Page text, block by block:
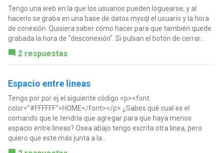
Tengo una web en la que los usuarios pueden loguearse, y al
hacerlo se graba en una base de datos mysql el usuario y la hora
de conexión. Quisiera saber cómo hacer para que también quede
grabada la hora de "desconexión". Si pulsan el botón de cerrar...
2 respuestas
Espacio entre lineas
Tengo por por ej el siguiente código <p><font
color="#FFFFFF">HOME</font></p> ¿Sabes qué cual es el
comando que le tendría que agregar para que haya menos
espacio entre lineas? Osea abajo tengo escrita otra linea, pero
quiero que este más junta a la...